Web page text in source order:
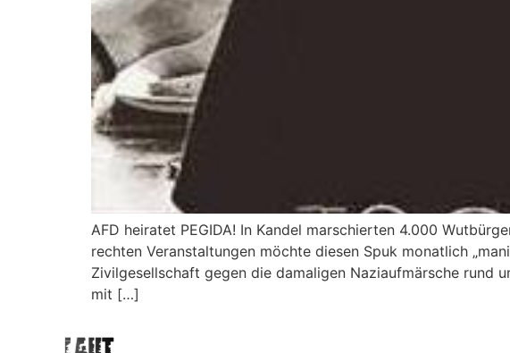
AFD heiratet PEGIDA! In Kandel marschierten 4.000
rechten Veranstaltungen möchte diesen Spuk monatlich
Zivilgesellschaft gegen die damaligen Naziaufmärsche rund
mit […]